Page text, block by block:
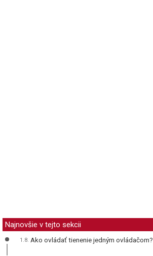
Najnovšie v tejto sekcii
1.8. Ako ovládať tienenie jedným ovládačom?